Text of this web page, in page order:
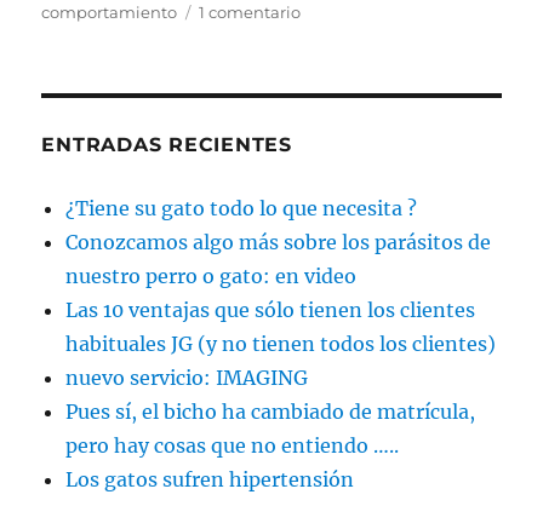
el
comportamiento
1 comentarioen
ENTRADAS RECIENTES
¿Tiene su gato todo lo que necesita ?
Conozcamos algo más sobre los parásitos de
nuestro perro o gato: en video
Las 10 ventajas que sólo tienen los clientes
habituales JG (y no tienen todos los clientes)
nuevo servicio: IMAGING
Pues sí, el bicho ha cambiado de matrícula,
pero hay cosas que no entiendo …..
Los gatos sufren hipertensión